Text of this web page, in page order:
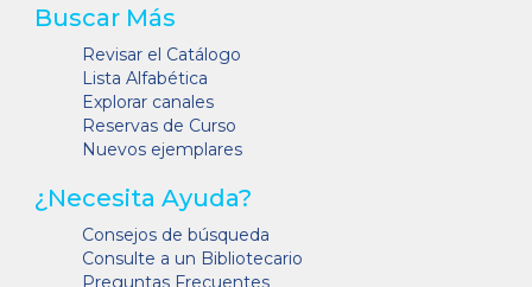
Buscar Más
Revisar el Catálogo
Lista Alfabética
Explorar canales
Reservas de Curso
Nuevos ejemplares
¿Necesita Ayuda?
Consejos de búsqueda
Consulte a un Bibliotecario
Preguntas Frecuentes